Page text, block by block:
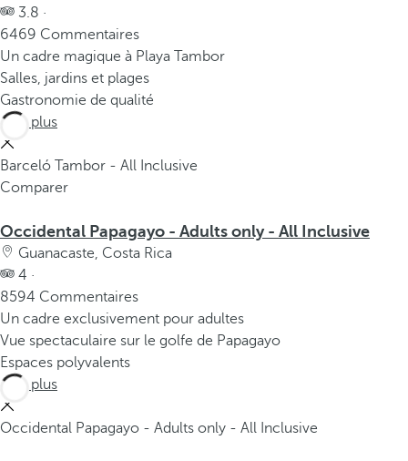
3.8 ·
6469 Commentaires
Un cadre magique à Playa Tambor
Salles, jardins et plages
Gastronomie de qualité
Voir plus
Barceló Tambor - All Inclusive
Comparer
Occidental Papagayo - Adults only - All Inclusive
Guanacaste, Costa Rica
4 ·
8594 Commentaires
Un cadre exclusivement pour adultes
Vue spectaculaire sur le golfe de Papagayo
Espaces polyvalents
Voir plus
Occidental Papagayo - Adults only - All Inclusive